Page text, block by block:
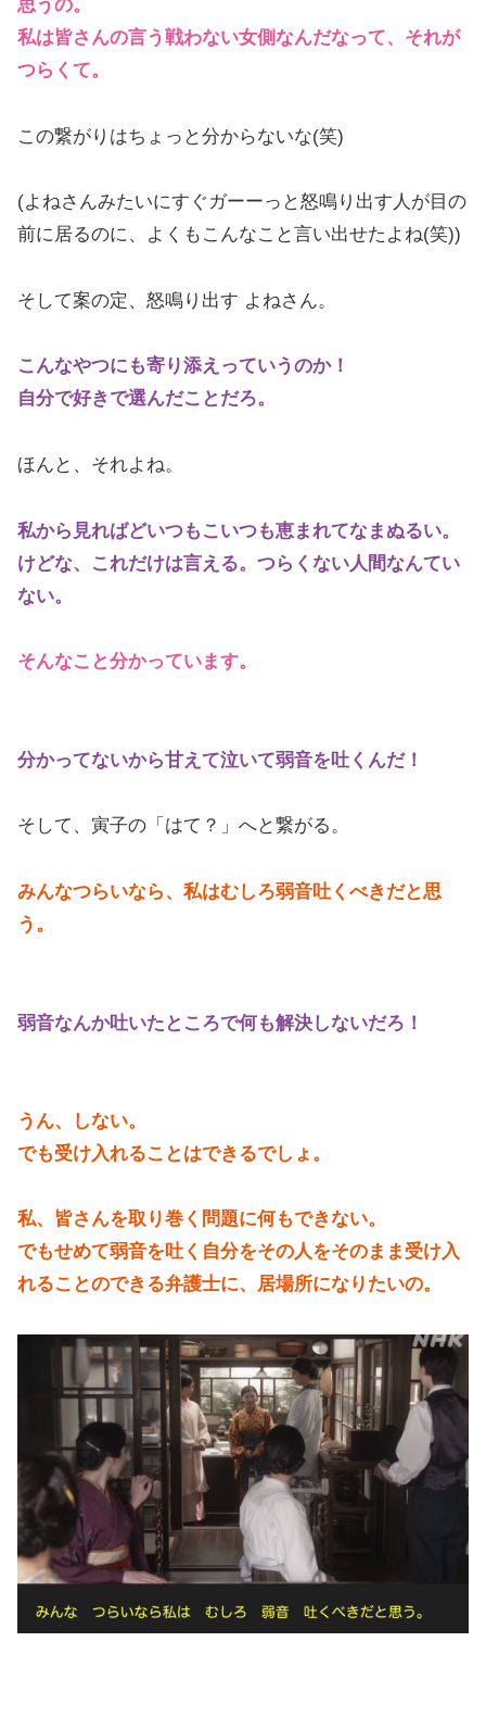
思うの。
私は皆さんの言う戦わない女側なんだなって、それが
つらくて。
この繋がりはちょっと分からないな(笑)
(よねさんみたいにすぐガーーっと怒鳴り出す人が目の
前に居るのに、よくもこんなこと言い出せたよね(笑))
そして案の定、怒鳴り出す よねさん。
こんなやつにも寄り添えっていうのか！
自分で好きで選んだことだろ。
ほんと、それよね。
私から見ればどいつもこいつも恵まれてなまぬるい。
けどな、これだけは言える。つらくない人間なんてい
ない。
そんなこと分かっています。
分かってないから甘えて泣いて弱音を吐くんだ！
そして、寅子の「はて？」へと繋がる。
みんなつらいなら、私はむしろ弱音吐くべきだと思
う。
弱音なんか吐いたところで何も解決しないだろ！
うん、しない。
でも受け入れることはできるでしょ。
私、皆さんを取り巻く問題に何もできない。
でもせめて弱音を吐く自分をその人をそのまま受け入
れることのできる弁護士に、居場所になりたいの。